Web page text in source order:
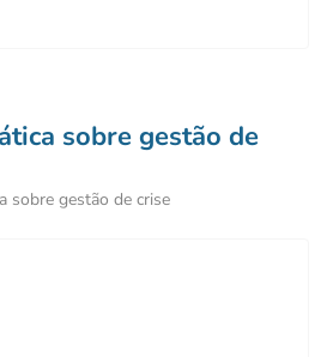
sobre gestão de
sobre gestão de crise